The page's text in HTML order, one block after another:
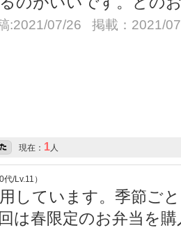
稿:2021/07/26 掲載：2021/
現在： 1人
/Lv.11）
しています。季節ご
は春限定のお弁当を